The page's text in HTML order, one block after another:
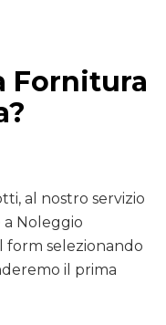
Fornitura
al nostro servizio
a Noleggio
form selezionando
il prima